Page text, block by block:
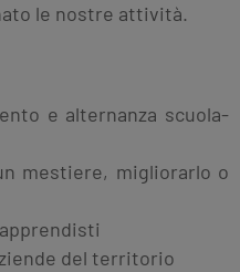
le nostre attività.
e alternanza scuola-
mestiere, migliorarlo o
del territorio